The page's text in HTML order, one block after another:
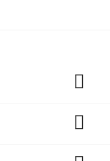

